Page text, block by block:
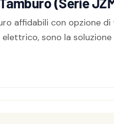
affidabili con opzione
sono la